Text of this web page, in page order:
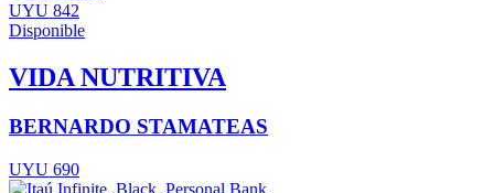
UYU 842
Disponible
VIDA NUTRITIVA
BERNARDO STAMATEAS
UYU 690